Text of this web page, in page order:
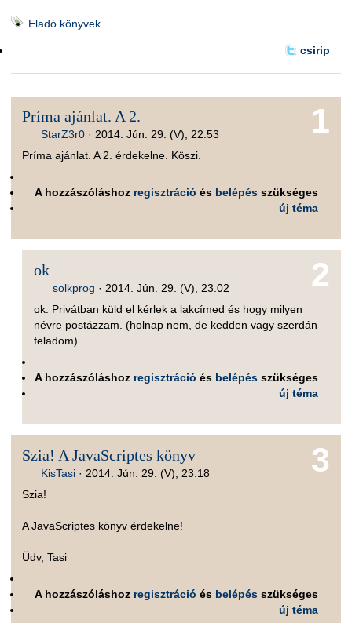
Eladó könyvek
csirip
1
Príma ajánlat. A 2.
StarZ3r0 · 2014. Jún. 29. (V), 22.53
Príma ajánlat. A 2. érdekelne. Köszi.
A hozzászóláshoz regisztráció és belépés szükséges
új téma
2
ok
solkprog · 2014. Jún. 29. (V), 23.02
ok. Privátban küld el kérlek a lakcímed és hogy milyen
névre postázzam. (holnap nem, de kedden vagy szerdán
feladom)
A hozzászóláshoz regisztráció és belépés szükséges
új téma
3
Szia! A JavaScriptes könyv
KisTasi · 2014. Jún. 29. (V), 23.18
Szia!
A JavaScriptes könyv érdekelne!
Üdv, Tasi
A hozzászóláshoz regisztráció és belépés szükséges
új téma